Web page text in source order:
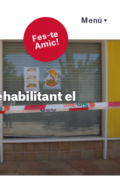
Menú
F
es-t
e
A
mi
c!
el